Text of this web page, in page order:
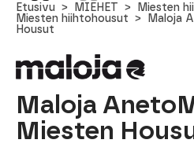
Etusivu MIEHET
Miesten
Miesten hiihtohousut
Maloja
Housut
Maloja
Miesten